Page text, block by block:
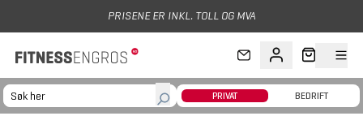
Hopp til hovedinnhold
ER INKL. TOLL OG MVA
PRIVAT BEDRIFT